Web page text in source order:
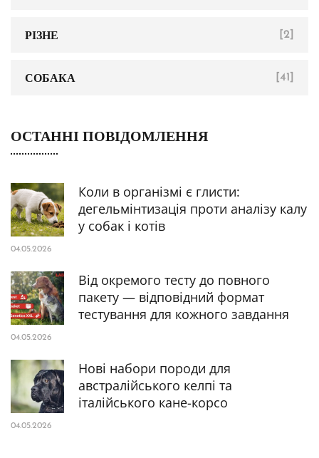
РІЗНЕ [2]
СОБАКА [41]
ОСТАННІ ПОВІДОМЛЕННЯ
Коли в організмі є глисти:
дегельмінтизація проти аналізу калу
у собак і котів
04.05.2026
Від окремого тесту до повного
пакету — відповідний формат
тестування для кожного завдання
04.05.2026
Нові набори породи для
австралійського келпі та
італійського кане-корсо
04.05.2026